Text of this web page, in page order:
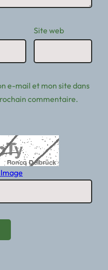
Site web
e-mail et mon site dans
commentaire.